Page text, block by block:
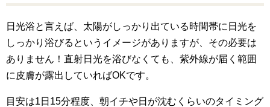
日光浴と言えば、太陽がしっかり出ている時間帯に日光を
しっかり浴びるというイメージがありますが、その必要は
ありません！直射日光を浴びなくても、紫外線が届く範囲
に皮膚が露出していればOKです。
目安は1日15分程度、朝イチや日が沈むくらいのタイミング